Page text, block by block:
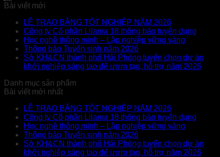
Bài viết mới
LỄ TRAO BẰNG TỐT NGHIỆP NĂM 2026
Công ty Cổ phần Lilama 18 thông báo tuyển dụng
Học nghề thông minh – Lập nghiệp vững vàng
Thông báo Tuyển sinh năm 2026
Sở KH&CN thành phố Hải Phòng tuyển chọn dự án
khởi nghiệp sáng tạo để ươm tạo, hỗ trợ năm 2026
Danh mục sản phẩm
Bài viết mới nhất
LỄ TRAO BẰNG TỐT NGHIỆP NĂM 2026
Công ty Cổ phần Lilama 18 thông báo tuyển dụng
Học nghề thông minh – Lập nghiệp vững vàng
Thông báo Tuyển sinh năm 2026
Sở KH&CN thành phố Hải Phòng tuyển chọn dự án
khởi nghiệp sáng tạo để ươm tạo, hỗ trợ năm 2026